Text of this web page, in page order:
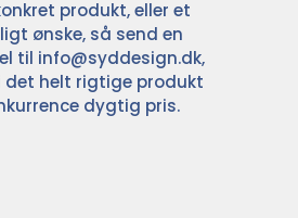
produkt, eller et
ønske, så send en
til info@syddesign.dk,
det helt rigtige produkt
dygtig pris.